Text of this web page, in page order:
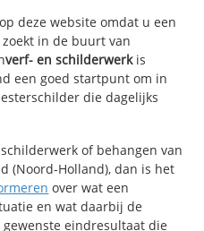
deze website omdat u een
in de buurt van
verf- en schilderwerkis
een goed startpunt om in
die dagelijks
of behangen van
(Noord-Holland), dan is het
over wat een
en wat daarbij de
eindresultaat die